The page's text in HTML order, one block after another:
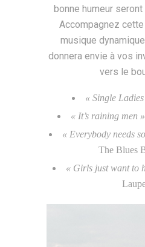
bonne humeur
Accompagnez cette
musique
donnera envie à vos
vers le
« Single
« It’s raining men »
« Everybody needs
The Blues
« Girls just want to